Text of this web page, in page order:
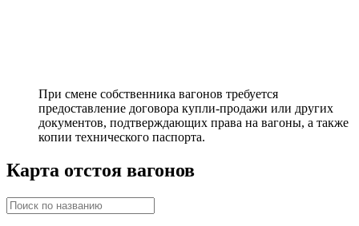
При смене собственника вагонов требуется
предоставление договора купли-продажи или других
документов, подтверждающих права на вагоны, а также
копии технического паспорта.
Карта отстоя вагонов